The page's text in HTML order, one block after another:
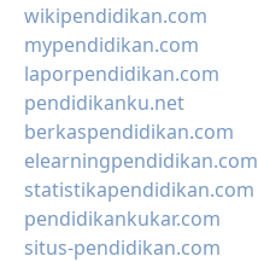
wikipendidikan.com
mypendidikan.com
laporpendidikan.com
pendidikanku.net
berkaspendidikan.com
elearningpendidikan.com
statistikapendidikan.com
pendidikankukar.com
situs-pendidikan.com